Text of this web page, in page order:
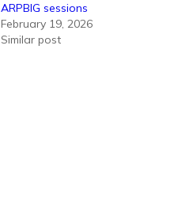
ARPBIG sessions
February 19, 2026
Similar post